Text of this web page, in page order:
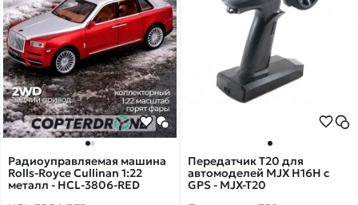
Радиоуправляемая машина
Rolls-Royce Cullinan 1:22
металл - HCL-3806-RED
Передатчик T20 для
автомоделей MJX H16H с
GPS - MJX-T20